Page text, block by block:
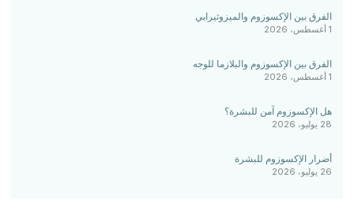
الفرق بين الإكسوزوم والميزوثيرابي
1 أغسطس، 2026
الفرق بين الإكسوزوم والبلازما للوجه
1 أغسطس، 2026
هل الإكسوزوم آمن للبشرة؟
28 يوليو، 2026
أضرار الإكسوزوم للبشرة
26 يوليو، 2026